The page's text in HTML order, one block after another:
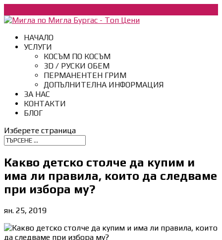
НАЧАЛО
УСЛУГИ
КОСЪМ ПО КОСЪМ
3D / РУСКИ ОБЕМ
ПЕРМАНЕНТЕН ГРИМ
ДОПЪЛНИТЕЛНА ИНФОРМАЦИЯ
ЗА НАС
КОНТАКТИ
БЛОГ
Изберете страница
Какво детско столче да купим и
има ли правила, които да следваме
при избора му?
ян. 25, 2019